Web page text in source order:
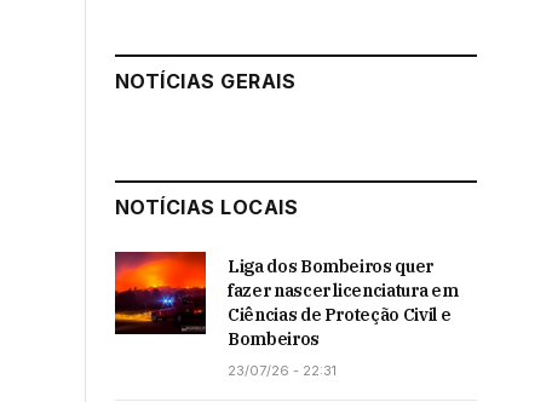
NOTÍCIAS GERAIS
NOTÍCIAS LOCAIS
Liga dos Bombeiros quer
fazer nascer licenciatura em
Ciências de Proteção Civil e
Bombeiros
23/07/26 - 22:31